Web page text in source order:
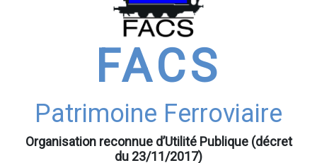
FACS
Patrimoine Ferroviaire
Organisation reconnue d’Utilité Publique (décret
du 23/11/2017)